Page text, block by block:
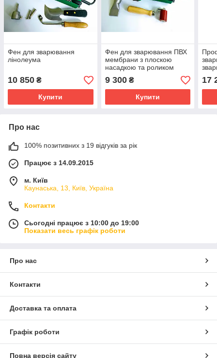
Фен для зварювання
лінолеума
10 850 ₴
Купити
Фен для зварювання ПВХ
мембрани з плоскою
насадкою та роликом
9 300₴
Купити
17
Про нас
100% позитивних з 19 відгуків за рік
Працює з 14.09.2015
м. Київ
Каунаська, 13, Київ, Україна
Контакти
Сьогодні працює з 10:00 до 19:00
Показати весь графік роботи
Про нас
Контакти
Доставка та оплата
Графік роботи
Повна версія сайту